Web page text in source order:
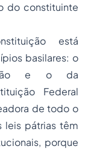
do constituinte
está
basilares: o
e o da
Federal
de todo o
leis pátrias têm
porque